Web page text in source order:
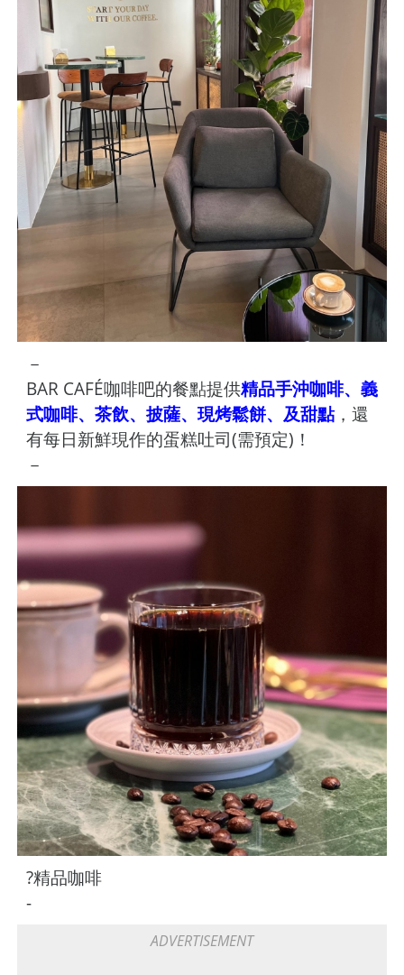
－
BAR CAFÉ咖啡吧的餐點提供精品手沖咖啡、義
式咖啡、茶飲、披薩、現烤鬆餅、及甜點，還
有每日新鮮現作的蛋糕吐司(需預定)！
－
?精品咖啡
-